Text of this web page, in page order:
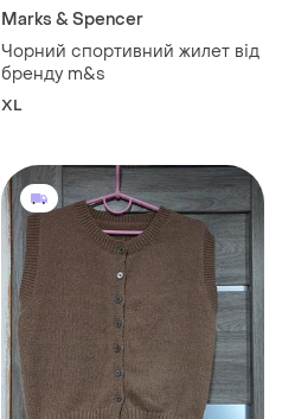
Marks & Spencer
Чорний спортивний жилет від
бренду m&s
XL